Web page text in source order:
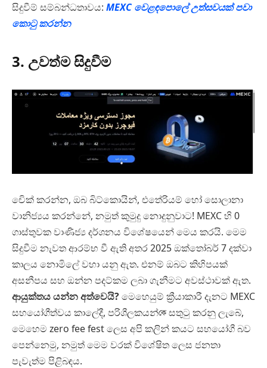
සිදුවීම් සම්බන්ධතාවය: MEXC වෙළඳපොලේ උත්සවයක් පවා
කොටු කරන්න
3. උවත්ම සිදුවීම
චිෙක් කරන්න, ඔබ බිට්කොයින්, එතේරියම් හෝ සොලානා
වානිජ්‍යය කරන්නේ, නමුත් කුමුදු නොදුනුවාට! MEXC හි 0
ගාස්තුවක වාණිජ්‍ය දර්ශනය විශේෂයෙන් මෙය කරයි. මෙම
සිදුවීම නැවත ආරම්භ වී ඇති අතර 2025 ඔක්තෝබර් 7 දක්වා
කාලය නොමිලේ වහා යනු ඇත. එනම් ඔබට කිහිපයක්
අසනීපය සහ ඔන්න පදට්කම ලබා ගැනීමට අවස්ථාවක් ඇත.
ආයුක්තය යන්න අත්වෙයි?මෙහෙයුම් ක්‍රී‍යාකාරී දැනට MEXC
සහයෝගීත්වය කාලේදී, පරිශීලකයන්কে සතුටු කරනු ලැබේ,
මෙහෙම zero fee fest ලෙස අපි කලින් කයට සහයෝගී බව
පෙන්නෙමු, නමුත් මෙම වරක් විශේෂිත ලෙස ජනතා
පැවැත්ම පිළිබඳය.